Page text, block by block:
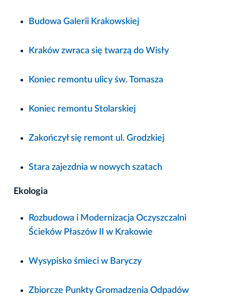
Budowa Galerii Krakowskiej
Kraków zwraca się twarzą do Wisły
Koniec remontu ulicy św. Tomasza
Koniec remontu Stolarskiej
Zakończył się remont ul. Grodzkiej
Stara zajezdnia w nowych szatach
Ekologia
Rozbudowa i Modernizacja Oczyszczalni
Ścieków Płaszów II w Krakowie
Wysypisko śmieci w Baryczy
Zbiorcze Punkty Gromadzenia Odpadów